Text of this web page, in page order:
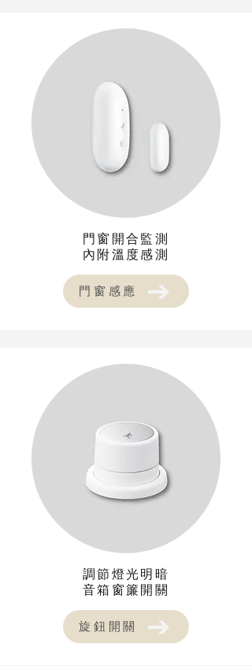
門窗開合監測
​內附溫度感測
門窗感應
調節燈光明暗
​音箱窗簾開關
旋鈕開關